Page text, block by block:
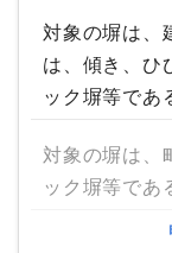
対象の塀は、
は、傾き、ひ
ック塀等であ
対象の塀は、
ック塀等であ